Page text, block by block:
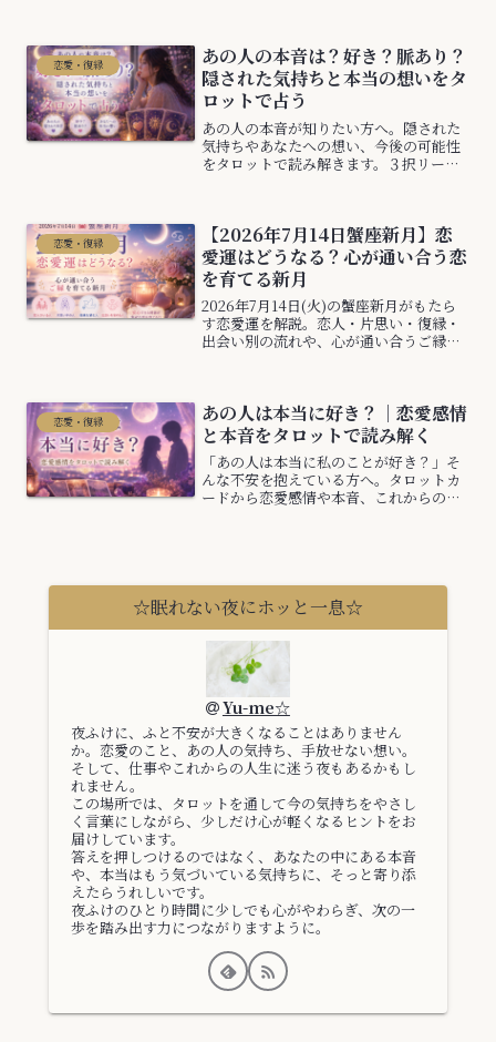
恋愛・復縁
あの人の本音は？好き？脈あり？
隠された気持ちと本当の想いをタ
ロットで占う
あの人の本音が知りたい方へ。隠された
気持ちやあなたへの想い、今後の可能性
をタロットで読み解きます。３択リーデ
恋愛・復縁
【2026年7月14日蟹座新月】恋
愛運はどうなる？心が通い合う恋
を育てる新月
2026年7月14日(火)の蟹座新月がもたら
す恋愛運を解説。恋人・片思い・復縁・
出会い別の流れや、心が通い合うご縁を
ょう。
恋愛・復縁
あの人は本当に好き？｜恋愛感情
と本音をタロットで読み解く
「あの人は本当に私のことが好き？」そ
んな不安を抱えている方へ。タロットカ
ードから恋愛感情や本音、これからの流
☆眠れない夜にホッと一息☆
Yu-me☆
夜ふけに、ふと不安が大きくなることはありません
か。恋愛のこと、あの人の気持ち、手放せない想い。
そして、仕事やこれからの人生に迷う夜もあるかもし
れません。
この場所では、タロットを通して今の気持ちをやさし
く言葉にしながら、少しだけ心が軽くなるヒントをお
届けしています。
答えを押しつけるのではなく、あなたの中にある本音
や、本当はもう気づいている気持ちに、そっと寄り添
えたらうれしいです。
夜ふけのひとり時間に少しでも心がやわらぎ、次の一
歩を踏み出す力につながりますように。